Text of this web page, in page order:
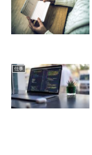
仕事